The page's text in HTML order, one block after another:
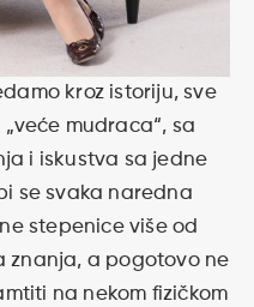
kroz istoriju, sve
mudraca“, sa
i iskustva sa jedne
se svaka naredna
stepenice više od
znanja, a pogotovo ne
na nekom fizičkom